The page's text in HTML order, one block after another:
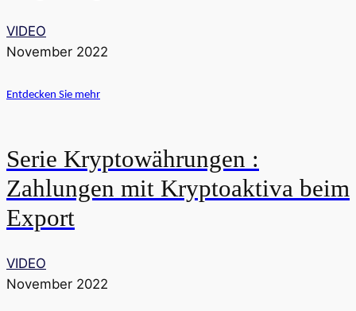
VIDEO
November 2022
Entdecken Sie mehr
Serie Kryptowährungen :
Zahlungen mit Kryptoaktiva beim
Export
VIDEO
November 2022